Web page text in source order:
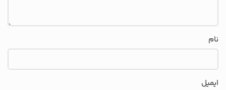
نام
ایمیل